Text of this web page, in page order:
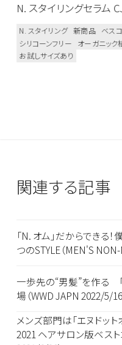
N. スタイリングセラム
N. スタイリング 新商品 ベス
シリコーンフリー
オーガニッ
お試しサイズあり
関連する記事
「N. オム」だからできる
つのSTYLE（MEN'S
一歩先の“男髪”を作る
場（WWD JAPN 2022/5/
メンズ部門は「エヌドット
2021 ヘアサロン版ベスト